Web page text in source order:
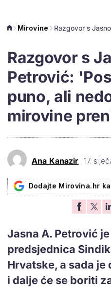
Mirovine
Razgovor s
Petrović:
puno, ali
mirovine
Ana Kanazir 17.
Dodajte Mirovina.hr
Jasna A. Petrović
predsjednica
Hrvatske, a sada
i dalje će se boriti